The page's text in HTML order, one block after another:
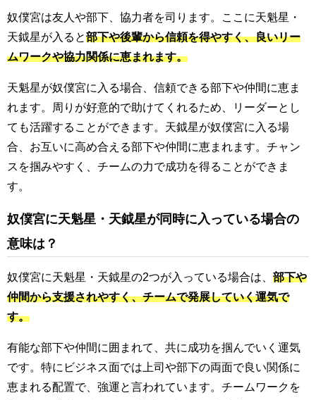
奴僕宮は友人や部下、協力者を司ります。ここに天魁星・
天鉞星が入ると部下や後輩から信頼を得やすく、良いリー
ムワークや協力関係に恵まれます。
天魁星が奴僕宮に入る場合、信頼できる部下や仲間に恵ま
れます。周りが好意的で助けてくれるため、リーダーとし
ても活躍することができます。天鉞星が奴僕宮に入る場
合、お互いに高め合える部下や仲間に恵まれます。チャン
スを掴みやすく、チームの力で成功を得ることができま
す。
奴僕宮に天魁星・天鉞星が同時に入っている場合の
意味は？
奴僕宮に天魁星・天鉞星の2つが入っている場合は、 部下や
仲間から支援されやすく、チームで発展していく運気で
す。
有能な部下や仲間に囲まれて、共に成功を掴んでいく運気
です。特にビジネス面では上司や部下の両面で良い関係に
恵まれる配置で、強運と言われています。チームワークを